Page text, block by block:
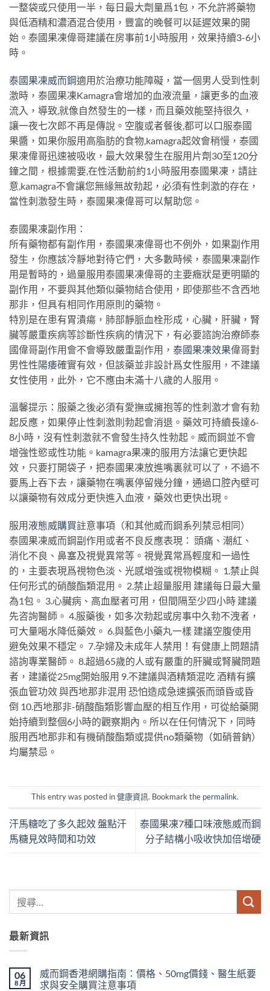
一整袋或只使用一半，每日最大劑量爲1包，不允許將藥物
與低酒精和濃酒混合使用，豐富的晚餐可以延遲效果的開
始。泰國果凍偉哥建議在房事前1小時服用，效果持續3-6小
時。
泰國果凍威而鋼適用於治療功能障礙，當一個男人受到性刺
激時，泰國果凍Kamagra會增加的血液流量，讓更多的血液
流入，導致,就像自然發生的一樣，而且藥效能堅持很久，
讓一夜七次郎不再是傳說。空腹或者餐後,都可以口服泰國
果醬，如果你服用高脂肪的食物,kamagra起效會稍慢，泰國
果凍偉哥迅速被吸收，最大效果發生在服用片劑30至120分
鐘之間，根據需要,在性活動前約1小時服用泰國果凍，請註
意,kamagra不會讓您無緣無故勃起，必須有性刺激的存在，
當性刺激發生時，泰國果凍偉哥可以幫助您。
泰國果凍副作用：
所有藥物都有副作用，泰國果凍偉哥也不例外，如果副作用
發生，你應該冷靜地對待它們，大多數時候，泰國果凍副作
用是暫時的，過量服用泰國果凍偉哥的主要癥狀是更明顯的
副作用，不要與其他類似藥物結合使用，即使那些不含西地
那非，但具有相同作用原則的藥物。
特別是在患有胃潰瘍，肺部靜脈血栓形成，心臟，肝臟，腎
臟等嚴重疾病等診斷性疾病的情況下，有必要諮詢治療師泰
國偉哥副作用會不會導致嚴重副作用， 泰國果凍效果偉哥對
男性性陽痿確實有效，但該藥並非設計爲女性服用，不建議
女性使用，此外，它不應由未滿十八歲的人服用。
溫馨提示：服藥之後必須有愛撫或擁抱等的性刺激才會有勃
起反應，如果停止性刺激則勃起會消退。藥效可持續長達6-
8小時，沒有性刺激就不會發生持久性勃起。威而鋼並不會
增強性慾或性功能。kamagra果凍的服用方法讓它更快起
效，只要打開袋子，把泰國果凍放進嘴裏就可以了，不過不
要馬上吞下去，讓藥物在嘴裏停留幾分鐘，通過口腔內壁可
以讓藥物有效成分更快進入血液，藥效也更快出現。
服用液態威購買註意事項（和其他威而鋼系列禁忌相同）
泰國果凍威而鋼副作用或者不良反應表現： 頭痛、潮紅、
消化不良、鼻塞及視覺異常等。視覺異常爲輕度和一過性
的，主要表現爲視物色淡、光感增強或視物模糊。 1.禁止與
任何形式的硝酸酯類混用。 2.禁止超量服用 建議每日最大量
為1包。 3.心臟病、高血壓者可用，但間隔至少四小時 建議
先咨詢醫師。 4.服藥後，如多次勃起或房事中久勃不洩者，
可大量喝水降低藥效。 6.與藍色小藥丸一樣 建議空腹使用
避免效果不穩定。 7.孕婦及未成年人禁用！有健康上問題請
諮詢專業醫師。 8.超過65歲的人或有嚴重的肝臟或腎臟問題
者，建議從25mg開始服用 9.不建議與酒精類混吃 酒精有擴
張血管功效 與西地那非混用 恐怕造成急速擴張而頭昏或昏
倒 10.西地那非-硝酸酯類影響血壓的相互作用，可從給藥開
始持續到整個6小時的觀察期內。所以在任何情況下，同時
服用西地那非和有機硝酸酯類或提供no類藥物（如硝普鈉）
均屬禁忌。
This entry was posted in健康資訊. Bookmark the permalink.
汗馬糖吃了多久起效 盤點汗
馬糖見效時間和功效
泰國果凍7種口味液態威而鋼
分子結構小吸收快加倍增硬
最新資訊
06
8 月
威而鋼香港網購指南：價格、50mg價錢、醫生紙要
求與安全購買注意事項